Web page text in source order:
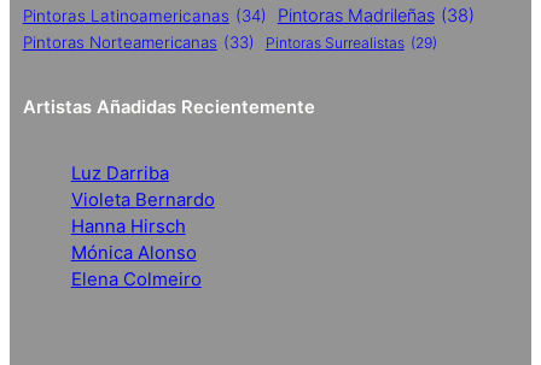
Pintoras Latinoamericanas (34) Pintoras Madrileñas (38)
Pintoras Norteamericanas (33) Pintoras Surrealistas (29)
Artistas Añadidas Recientemente
Luz Darriba
Violeta Bernardo
Hanna Hirsch
Mónica Alonso
Elena Colmeiro